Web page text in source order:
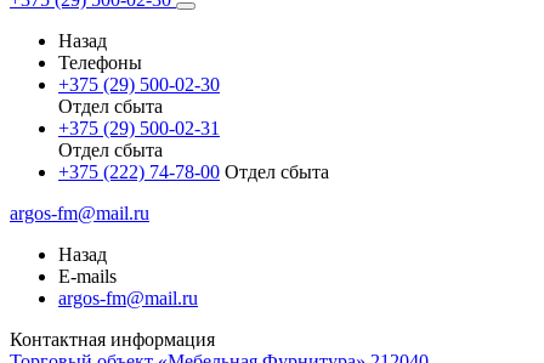
Назад
Телефоны
+375 (29) 500-02-30
Отдел сбыта
+375 (29) 500-02-31
Отдел сбыта
+375 (222) 74-78-00 Отдел сбыта
argos-fm@mail.ru
Назад
E-mails
argos-fm@mail.ru
Контактная информация